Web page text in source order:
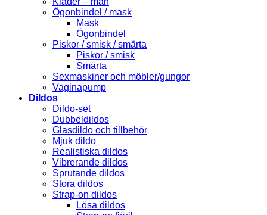
Ögonbindel / mask
Mask
Ögonbindel
Piskor / smisk / smärta
Piskor / smisk
Smärta
Sexmaskiner och möbler/gungor
Vaginapump
Dildos
Dildo-set
Dubbeldildos
Glasdildo och tillbehör
Mjuk dildo
Realistiska dildos
Vibrerande dildos
Sprutande dildos
Stora dildos
Strap-on dildos
Lösa dildos